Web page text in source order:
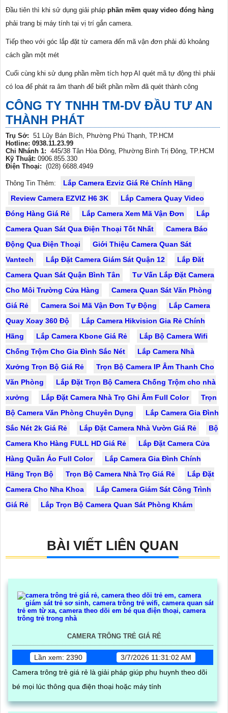
Đầu tiên thì khi sử dụng giải pháp phần mềm quay video đóng hàng
phải trang bị máy tính tại vị trí gắn camera.
Tiếp theo với góc lắp đặt từ camera đến mã vận đơn phải đủ khoảng
cách gần một mét
Cuối cùng khi sử dụng phần mềm tích hợp AI quét mã tự động thì phải
có loa để phát ra âm thanh để biết phần mềm đã quét thành công
CÔNG TY TNHH TM-DV ĐẦU TƯ AN
THÀNH PHÁT
Trụ Sở: 51 Lũy Bán Bích, Phường Phú Thạnh, TP.HCM
Hotline: 0938.11.23.99
Chi Nhánh 1: 445/38 Tân Hòa Đông, Phường Bình Trị Đông, TP.HCM
Kỹ Thuật: 0906.855.330
Điện Thoại: (028) 6688.4949
Thông Tin Thêm:
Lắp Camera Ezviz Giá Rẻ Chính Hãng
Review Camera EZVIZ H6 3K
Lắp Camera Quay Video
Đóng Hàng Giá Rẻ
Lắp Camera Xem Mã Vận Đơn
Lắp
Camera Quan Sát Qua Điện Thoại Tốt Nhất
Camera Báo
Động Qua Điện Thoại
Giới Thiệu Camera Quan Sát
Vantech
Lắp Đặt Camera Giám Sát Quận 12
Lắp Đăt
Camera Quan Sát Quận Bình Tân
Tư Vấn Lắp Đặt Camera
Cho Môi Trường Cửa Hàng
Camera Quan Sát Văn Phòng
Giá Rẻ
Camera Soi Mã Vận Đơn Tự Động
Lắp Camera
Quay Xoay 360 Độ
Lắp Camera Hikvision Gia Rẻ Chính
Hãng
Lắp Camera Kbone Giá Rẻ
Lắp Bộ Camera Wifi
Chống Trộm Cho Gia Đình Sắc Nét
Lắp Camera Nhà
Xưởng Trọn Bộ Giá Rẻ
Trọn Bộ Camera IP Âm Thanh Cho
Văn Phòng
Lắp Đặt Trọn Bộ Camera Chống Trộm cho nhà
xưởng
Lắp Đặt Camera Nhà Trọ Ghi Âm Full Color
Trọn
Bộ Camera Văn Phòng Chuyên Dụng
Lắp Camera Gia Đình
Sắc Nét 2k Giá Rẻ
Lắp Đặt Camera Nhà Vườn Giá Rẻ
Bộ
Camera Kho Hàng FULL HD Giá Rẻ
Lắp Đặt Camera Cửa
Hàng Quần Áo Full Color
Lắp Camera Gia Đình Chính
Hãng Trọn Bộ
Trọn Bộ Camera Nhà Trọ Giá Rẻ
Lắp Đặt
Camera Cho Nha Khoa
Lắp Camera Giám Sát Công Trình
Giá Rẻ
Lắp Trọn Bộ Camera Quan Sát Phòng Khám
BÀI VIẾT LIÊN QUAN
CAMERA TRÔNG TRẺ GIÁ RẺ
Lần xem: 2390
3/7/2026 11:31:02 AM
Camera trông trẻ giá rẻ là giải pháp giúp phụ huynh theo dõi
bé mọi lúc thông qua điện thoại hoặc máy tính